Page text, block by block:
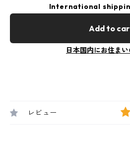
International
Add to
日本国内にお住ま
レビュー